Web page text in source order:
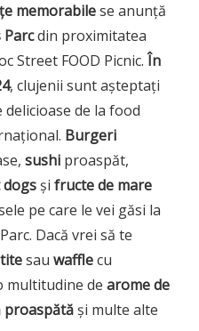
memorabilese anunță
Parcdin proximitatea
Street FOOD Picnic.În
, clujenii sunt așteptați
de la food
Burgeri
sushi proaspăt,
și fructe de mare
pe care le vei găsi la
Dacă vrei să te
sau wafflecu
multitudine de arome de
proaspătăși multe alte